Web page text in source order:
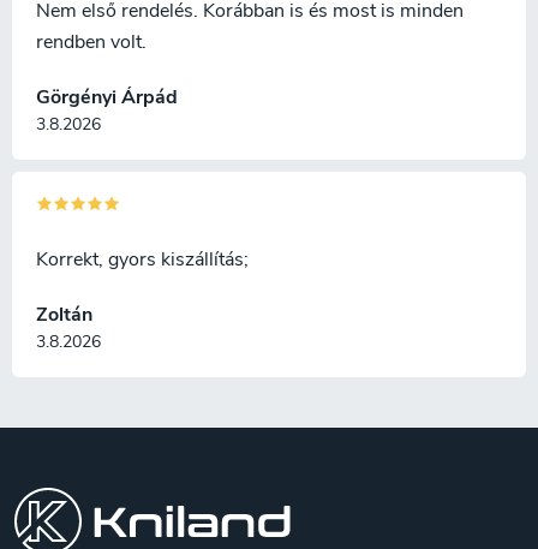
Görgényi Árpád
3.8.2026
Nem első rendelés. Korábban is és most is minden
rendben volt.
Zoltán
3.8.2026
Korrekt, gyors kiszállítás;